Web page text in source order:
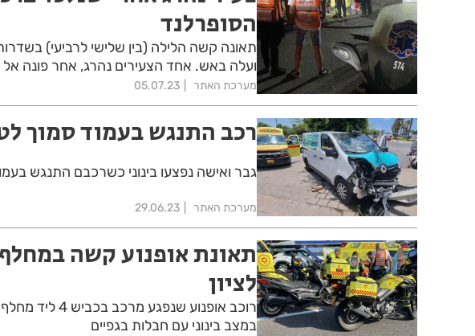
הסופרלנד
תאונה קשה הלילה (בין שלישי לרביעי)
ועלה באש. אחד הצעירים נהרג, אחר פונה
מערכת האתר 05.07.23
רכב התנגש בעמוד סמוך
גבר ואישה נפצעו בינוני כשרכבם התנגש
מערכת האתר 29.06.23
תאונת אופנוע קשה
לציון
רוכב אופנוע
במצב בינוני עם חבלות בגפיים